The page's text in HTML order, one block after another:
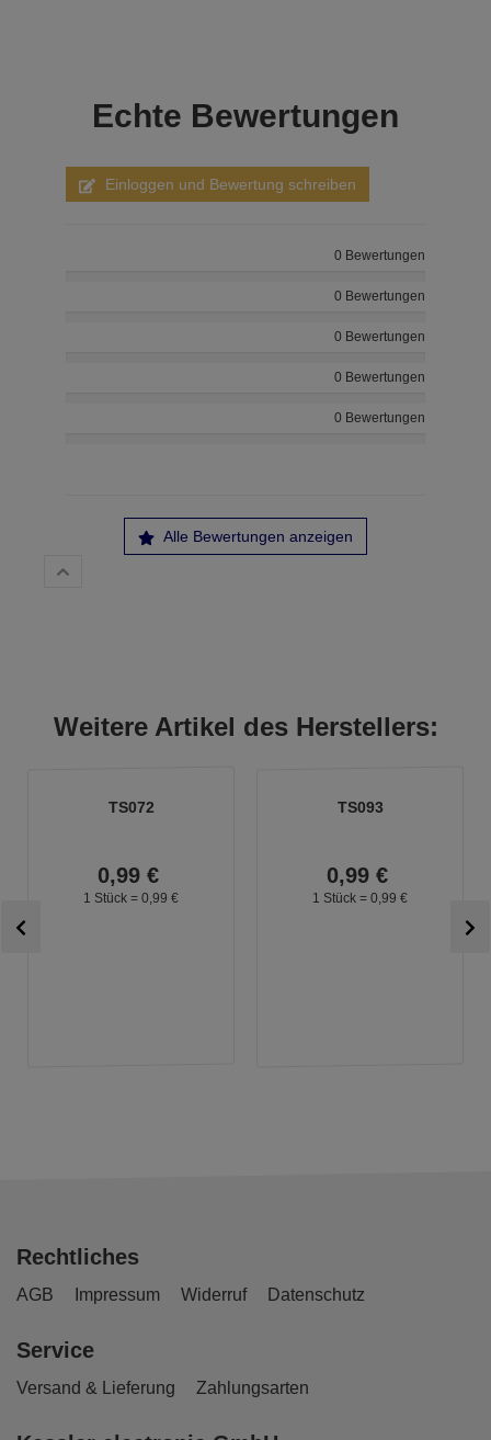
Echte Bewertungen
Einloggen und Bewertung schreiben
0 Bewertungen
0 Bewertungen
0 Bewertungen
0 Bewertungen
0 Bewertungen
Alle Bewertungen anzeigen
Weitere Artikel des Herstellers:
TS072
0,99 €
1 Stück = 0, 99 €
TS093
0,99 €
1 Stück = 0, 99 €
Rechtliches
AGB Impressum Widerruf Datenschutz
Service
Versand & Lieferung Zahlungsarten